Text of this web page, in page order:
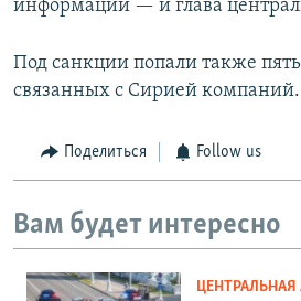
информации — и глава
Под санкции попали также
связанных с Сирией компаний.
Поделиться Follow us
Вам будет интересно
ЦЕНТРАЛЬНАЯ